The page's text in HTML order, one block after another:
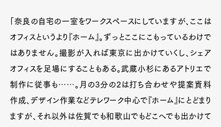
「奈良の自宅の一室をワークスペースにしていますが、ここは
オフィスというより『ホーム』。ずっとここにこもっているわけで
はありません。撮影が入れば東京に出かけていくし、シェア
オフィスを足場にすることもある。武蔵小杉にあるアトリエで
制作に従事も……。月の3分の2は打ち合わせや提案資料
作成、デザイン作業などテレワーク中心で『ホーム』にとどまり
ますが、それ以外は佐賀でも和歌山でもどこへでも出かけて